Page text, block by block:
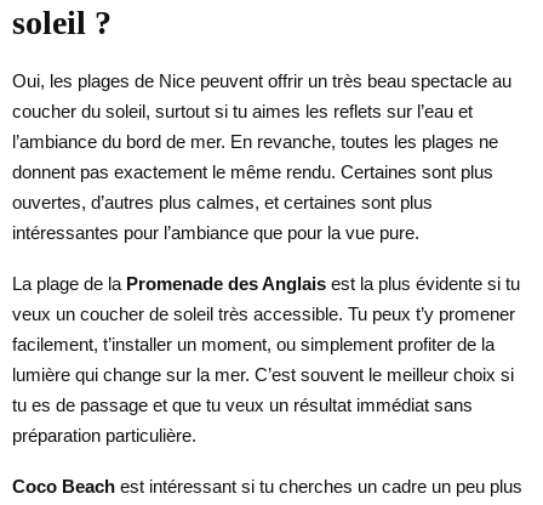
soleil ?
Oui, les plages de Nice peuvent offrir un très beau spectacle au
coucher du soleil, surtout si tu aimes les reflets sur l’eau et
l’ambiance du bord de mer. En revanche, toutes les plages ne
donnent pas exactement le même rendu. Certaines sont plus
ouvertes, d’autres plus calmes, et certaines sont plus
intéressantes pour l’ambiance que pour la vue pure.
La plage de la Promenade des Anglais est la plus évidente si tu
veux un coucher de soleil très accessible. Tu peux t’y promener
facilement, t’installer un moment, ou simplement profiter de la
lumière qui change sur la mer. C’est souvent le meilleur choix si
tu es de passage et que tu veux un résultat immédiat sans
préparation particulière.
Coco Beach est intéressant si tu cherches un cadre un peu plus